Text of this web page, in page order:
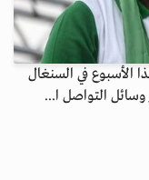
الأسبوع في السنغال
التواصل ا...